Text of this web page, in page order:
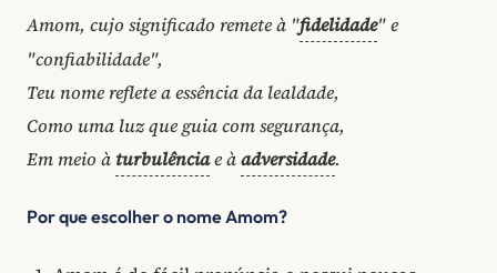
Amom, cujo significado remete à "fidelidade" e
"confiabilidade",
Teu nome reflete a essência da lealdade,
Como uma luz que guia com segurança,
Em meio àturbulênciae àadversidade.
Por que escolher o nome Amom?